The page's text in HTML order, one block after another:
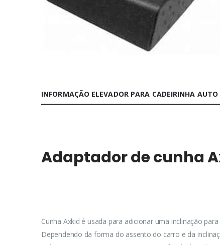
INFORMAÇÃO ELEVADOR PARA CADEIRINHA AUTO
Adaptador de cunha
Cunha Axkid é usada para adicionar uma inclinação
Dependendo da forma do assento do carro e da